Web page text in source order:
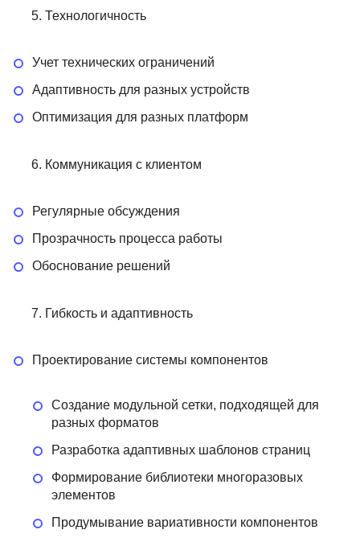
Технологичность
Учет технических ограничений
Адаптивность для разных устройств
Оптимизация для разных платформ
Коммуникация с клиентом
Регулярные обсуждения
Прозрачность процесса работы
Обоснование решений
Гибкость и адаптивность
Проектирование системы компонентов
Создание модульной сетки, подходящей для
разных форматов
Разработка адаптивных шаблонов страниц
Формирование библиотеки многоразовых
элементов
Продумывание вариативности компонентов